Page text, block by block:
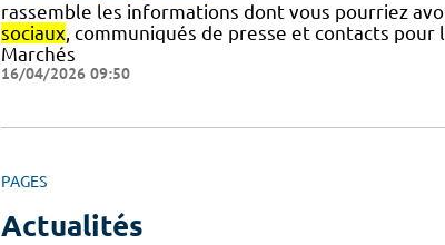
rassemble les informations dont vous pourriez
sociaux, communiqués de presse et contacts
Marchés
16/04/2026 09:50
PAGES
Actualités